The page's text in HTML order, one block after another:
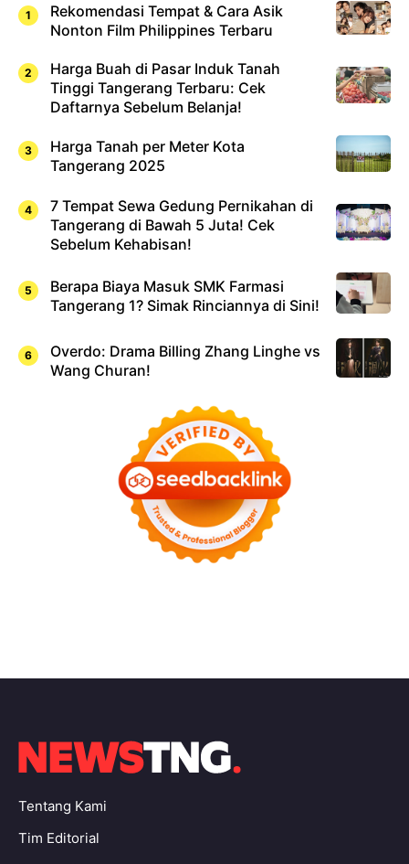
Rekomendasi Tempat & Cara Asik
Nonton Film Philippines Terbaru
Harga Buah di Pasar Induk Tanah
Tinggi Tangerang Terbaru: Cek
Daftarnya Sebelum Belanja!
Harga Tanah per Meter Kota
Tangerang 2025
7 Tempat Sewa Gedung Pernikahan di
Tangerang di Bawah 5 Juta! Cek
Sebelum Kehabisan!
Berapa Biaya Masuk SMK Farmasi
Tangerang 1? Simak Rinciannya di Sini!
Overdo: Drama Billing Zhang Linghe vs
Wang Churan!
Tentang Kami
Tim Editorial